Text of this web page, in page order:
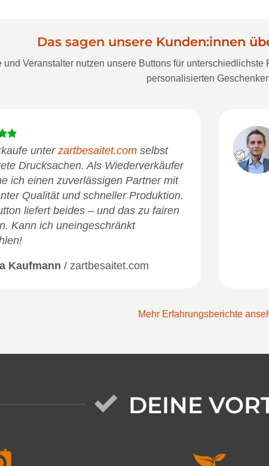
Das sagen unsere Kunden:innen
und Veranstalter nutzen unsere Buttons für
personalisierten
unterzartbesaitet.com selbst
Drucksachen. Als Wiederverkäufer
ich einen zuverlässigen Partner mit
Qualität und schneller Produktion.
liefert beides – und das zu fairen
Kann ich uneingeschränkt
Kaufmann / zartbesaitet.com
Mehr Erfahrungsberichte
DEINE